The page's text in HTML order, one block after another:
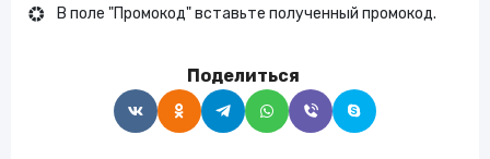
В поле "Промокод" вставьте полученный промокод.
Поделиться